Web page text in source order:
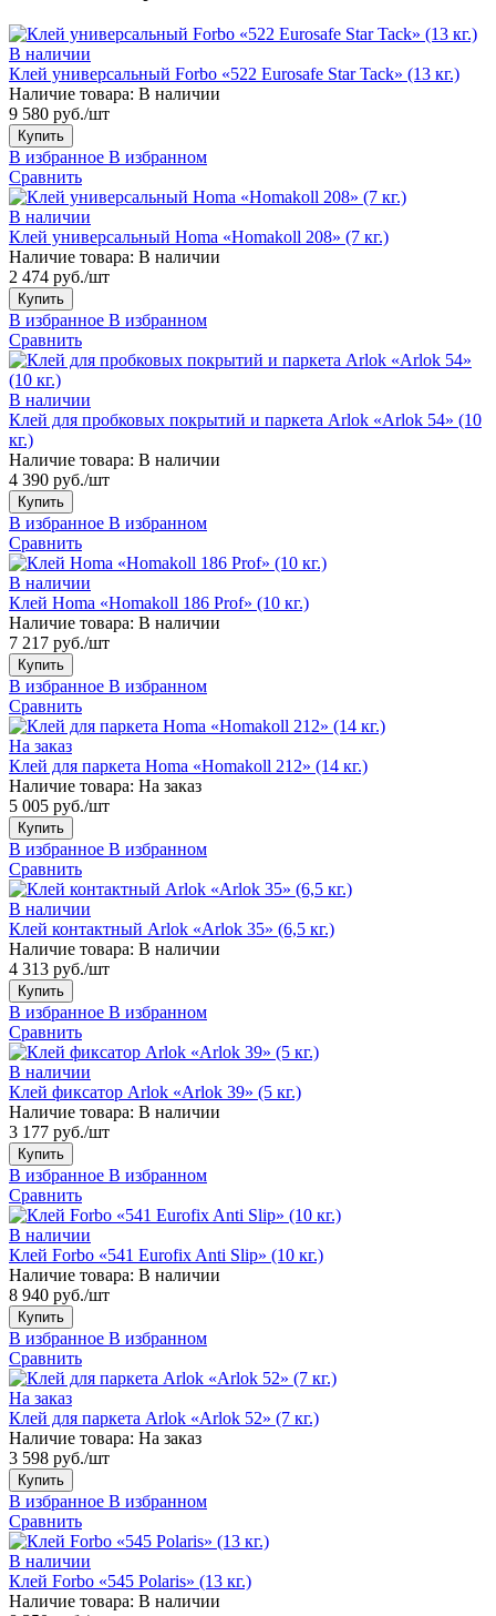
В наличии
Клей универсальный Forbo «522 Eurosafe Star Tack» (13 кг.)
Наличие товара: В наличии
9 580 руб./шт
Купить
В избранное В избранном
Сравнить
В наличии
Клей универсальный Homa «Homakoll 208» (7 кг.)
Наличие товара: В наличии
2 474 руб./шт
Купить
В избранное В избранном
Сравнить
В наличии
Клей для пробковых покрытий и паркета Arlok «Arlok 54» (10
кг.)
Наличие товара: В наличии
4 390 руб./шт
Купить
В избранное В избранном
Сравнить
В наличии
Клей Homa «Homakoll 186 Prof» (10 кг.)
Наличие товара: В наличии
7 217 руб./шт
Купить
В избранное В избранном
Сравнить
На заказ
Клей для паркета Homa «Homakoll 212» (14 кг.)
Наличие товара: На заказ
5 005 руб./шт
Купить
В избранное В избранном
Сравнить
В наличии
Клей контактный Arlok «Arlok 35» (6,5 кг.)
Наличие товара: В наличии
4 313 руб./шт
Купить
В избранное В избранном
Сравнить
В наличии
Клей фиксатор Arlok «Arlok 39» (5 кг.)
Наличие товара: В наличии
3 177 руб./шт
Купить
В избранное В избранном
Сравнить
В наличии
Клей Forbo «541 Eurofix Anti Slip» (10 кг.)
Наличие товара: В наличии
8 940 руб./шт
Купить
В избранное В избранном
Сравнить
На заказ
Клей для паркета Arlok «Arlok 52» (7 кг.)
Наличие товара: На заказ
3 598 руб./шт
Купить
В избранное В избранном
Сравнить
В наличии
Клей Forbo «545 Polaris» (13 кг.)
Наличие товара: В наличии